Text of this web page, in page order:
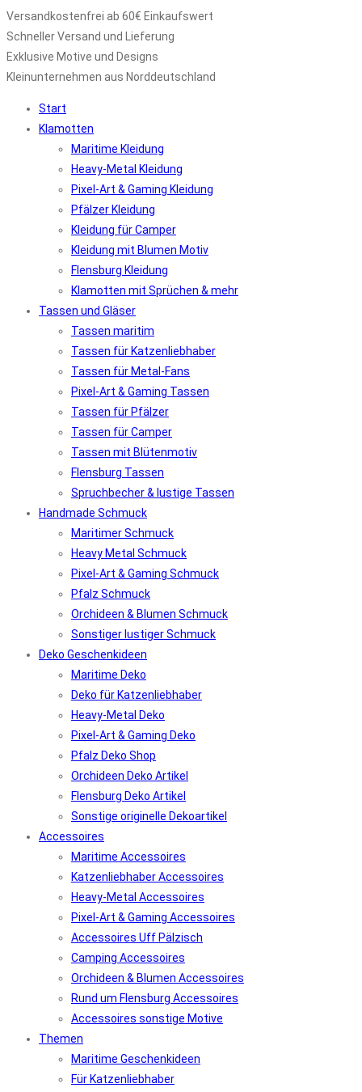
Versandkostenfrei ab 60€ Einkaufswert
Schneller Versand und Lieferung
Exklusive Motive und Designs
Kleinunternehmen aus Norddeutschland
Start
Klamotten
Maritime Kleidung
Heavy-Metal Kleidung
Pixel-Art & Gaming Kleidung
Pfälzer Kleidung
Kleidung für Camper
Kleidung mit Blumen Motiv
Flensburg Kleidung
Klamotten mit Sprüchen & mehr
Tassen und Gläser
Tassen maritim
Tassen für Katzenliebhaber
Tassen für Metal-Fans
Pixel-Art & Gaming Tassen
Tassen für Pfälzer
Tassen für Camper
Tassen mit Blütenmotiv
Flensburg Tassen
Spruchbecher & lustige Tassen
Handmade Schmuck
Maritimer Schmuck
Heavy Metal Schmuck
Pixel-Art & Gaming Schmuck
Pfalz Schmuck
Orchideen & Blumen Schmuck
Sonstiger lustiger Schmuck
Deko Geschenkideen
Maritime Deko
Deko für Katzenliebhaber
Heavy-Metal Deko
Pixel-Art & Gaming Deko
Pfalz Deko Shop
Orchideen Deko Artikel
Flensburg Deko Artikel
Sonstige originelle Dekoartikel
Accessoires
Maritime Accessoires
Katzenliebhaber Accessoires
Heavy-Metal Accessoires
Pixel-Art & Gaming Accessoires
Accessoires Uff Pälzisch
Camping Accessoires
Orchideen & Blumen Accessoires
Rund um Flensburg Accessoires
Accessoires sonstige Motive
Themen
Maritime Geschenkideen
Für Katzenliebhaber